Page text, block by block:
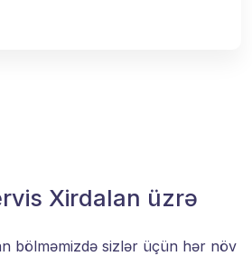
Xirdalan üzrə
bölməmizdə sizlər üçün hər növ